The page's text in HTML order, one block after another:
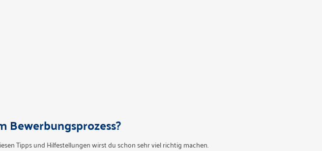
Bewerbungsprozess?
Tipps und Hilfestellungen wirst du schon sehr viel richtig machen.